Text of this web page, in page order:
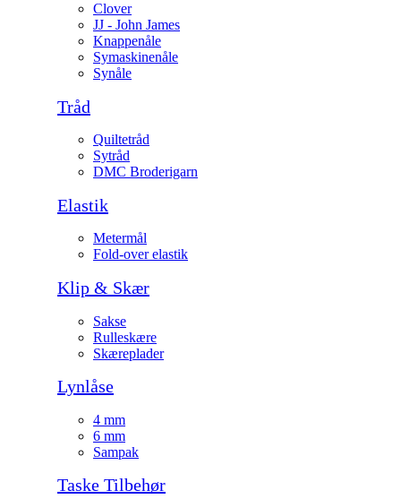
Clover
JJ - John James
Knappenåle
Symaskinenåle
Synåle
Tråd
Quiltetråd
Sytråd
DMC Broderigarn
Elastik
Metermål
Fold-over elastik
Klip & Skær
Sakse
Rulleskære
Skæreplader
Lynlåse
4 mm
6 mm
Sampak
Taske Tilbehør